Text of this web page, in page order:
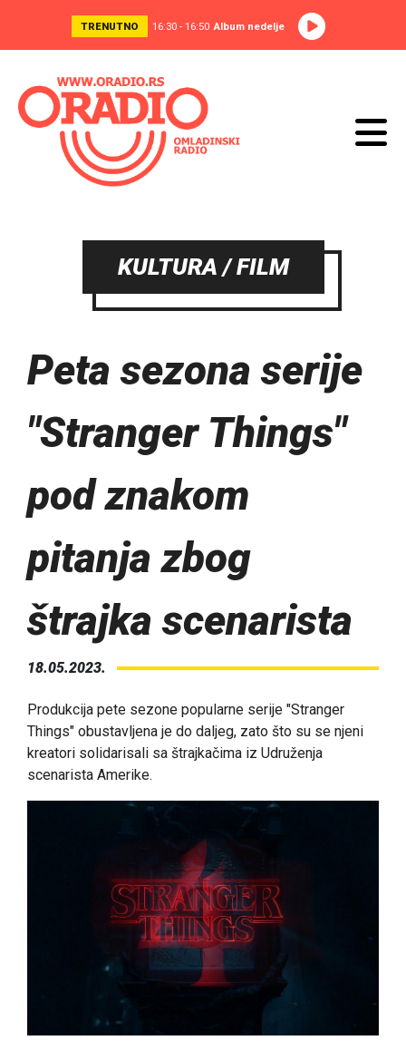
TRENUTNO 16:30 - 16:50 Album nedelje
KULTURA / FILM
Peta sezona serije
"Stranger Things"
pod znakom
pitanja zbog
štrajka scenarista
18.05.2023.
Produkcija pete sezone popularne serije "Stranger
Things" obustavljena je do daljeg, zato što su se njeni
kreatori solidarisali sa štrajkačima iz Udruženja
scenarista Amerike.